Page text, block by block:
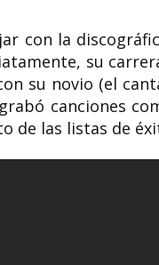
con la
su
su novio (el
canciones
de las listas de